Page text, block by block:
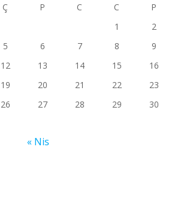
Ç P C C
P
1
2
5 6 7 8
9
12 13 14 15
16
19 20 21 22
23
26 27 28 29
30
« Nis